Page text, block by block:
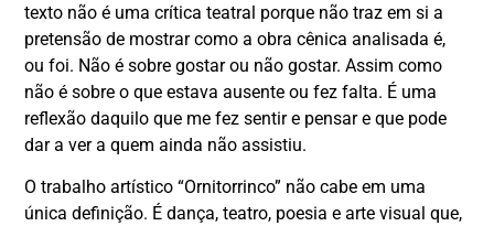
texto não é uma crítica teatral porque não traz em si a
pretensão de mostrar como a obra cênica analisada é,
ou foi. Não é sobre gostar ou não gostar. Assim como
não é sobre o que estava ausente ou fez falta. É uma
reflexão daquilo que me fez sentir e pensar e que pode
dar a ver a quem ainda não assistiu.
O trabalho artístico “Ornitorrinco” não cabe em uma
única definição. É dança, teatro, poesia e arte visual que,